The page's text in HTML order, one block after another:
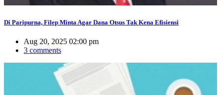
Di Paripurna, Filep Minta Agar Dana Otsus Tak Kena Efisiensi
Aug 20, 2025 02:00 pm
3 comments